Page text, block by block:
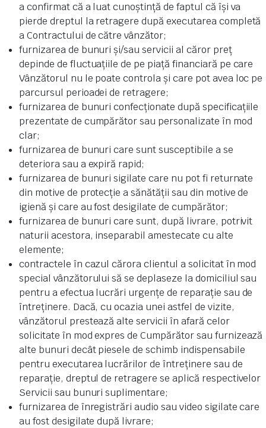
a confirmat că a luat cunoștință de faptul că își va
pierde dreptul la retragere după executarea completă
a Contractului de către vânzător;
furnizarea de bunuri și/sau servicii al căror preț
depinde de fluctuațiile de pe piață financiară pe care
Vânzătorul nu le poate controla și care pot avea loc pe
parcursul perioadei de retragere;
furnizarea de bunuri confecționate după specificațiile
prezentate de cumpărător sau personalizate în mod
clar;
furnizarea de bunuri care sunt susceptibile a se
deteriora sau a expiră rapid;
furnizarea de bunuri sigilate care nu pot fi returnate
din motive de protecție a sănătății sau din motive de
igienă și care au fost desigilate de cumpărător;
furnizarea de bunuri care sunt, după livrare, potrivit
naturii acestora, inseparabil amestecate cu alte
elemente;
contractele în cazul cărora clientul a solicitat în mod
special vânzătorului să se deplaseze la domiciliul sau
pentru a efectua lucrări urgențe de reparație sau de
întreținere. Dacă, cu ocazia unei astfel de vizite,
vânzătorul prestează alte servicii în afară celor
solicitate în mod expres de Cumpărător sau furnizează
alte bunuri decât piesele de schimb indispensabile
pentru executarea lucrărilor de întreținere sau de
reparație, dreptul de retragere se aplică respectivelor
Servicii sau bunuri suplimentare;
furnizarea de înregistrări audio sau video sigilate care
au fost desigilate după livrare;